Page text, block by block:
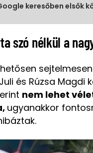
keresőben elsők
szó nélkül a
és Rúzsa Magdi
nem lehet
ugyanakkor